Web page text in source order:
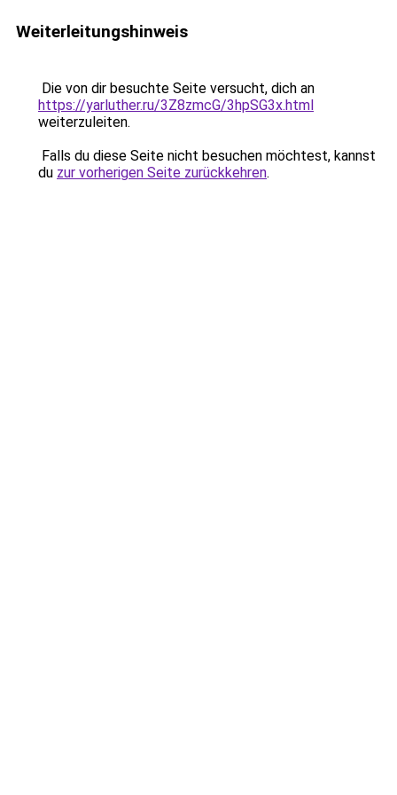
Weiterleitungshinweis
Die von dir besuchte Seite versucht, dich an
https://yarluther.ru/3Z8zmcG/3hpSG3x.html
weiterzuleiten.
Falls du diese Seite nicht besuchen möchtest, kannst
du zur vorherigen Seite zurückkehren.